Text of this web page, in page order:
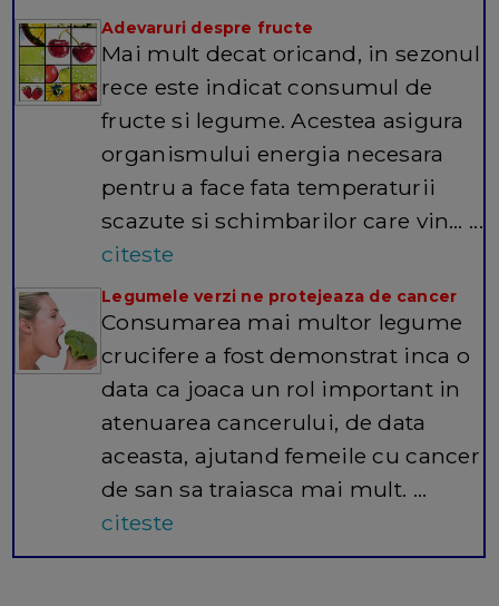
Adevaruri despre fructe
Mai mult decat oricand, in sezonul
rece este indicat consumul de
fructe si legume. Acestea asigura
organismului energia necesara
pentru a face fata temperaturii
scazute si schimbarilor care vin… ...
citeste
Legumele verzi ne protejeaza de cancer
Consumarea mai multor legume
crucifere a fost demonstrat inca o
data ca joaca un rol important in
atenuarea cancerului, de data
aceasta, ajutand femeile cu cancer
de san sa traiasca mai mult. ...
citeste